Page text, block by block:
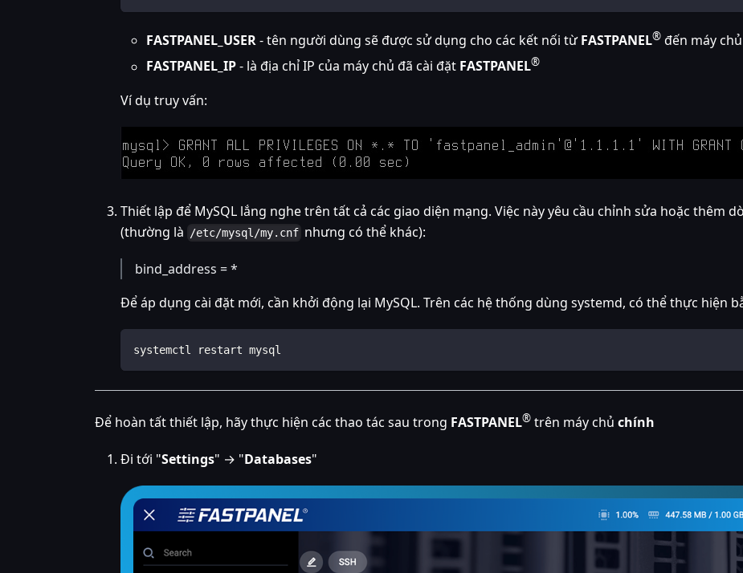
FASTPANEL_USER- tên người dùng sẽ được sử dụng cho các kết nối từFASTPANEL® đến máy
FASTPANEL_IP- là địa chỉ IP của máy chủ đã cài đặt FASTPANEL®
Ví dụ truy vấn:
Thiết lập để MySQL lắng nghe trên tất cả các giao diện mạng. Việc này yêu cầu chỉnh sửa hoặc thêm
(thường là
/etc/mysql/my.cnf nhưng có thể khác):
bind_address = *
Để áp dụng cài đặt mới, cần khởi động lại MySQL. Trên các hệ thống dùng systemd, có thể thực hiện
systemctl restart mysql
Để hoàn tất thiết lập, hãy thực hiện các thao tác sau trong FASTPANEL® trên máy chủ chính
Đi tới "Settings" → "Databases"